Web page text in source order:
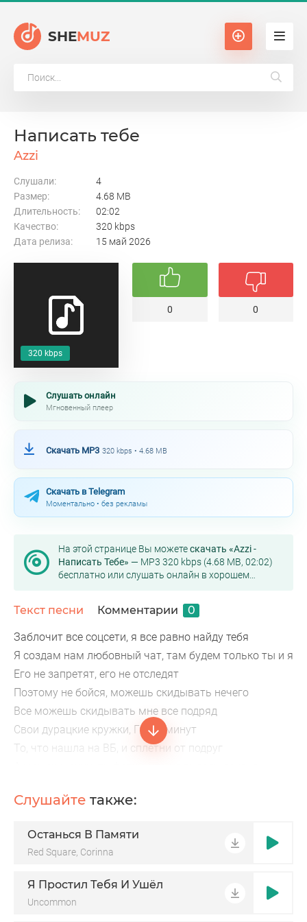
SHEMUZ
320 kbps
Написать тебе
Azzi
Слушали:
4
Размер:
4.68 MB
Длительность:
02:02
Качество:
320 kbps
Дата релиза:
15 май 2026
0 0
Слушать онлайн
Мгновенный плеер
Скачать MP3 320 kbps • 4.68 MB
Скачать в Telegram
Моментально • без рекламы
На этой странице Вы можетескачать «Azzi -
Написать Тебе» — MP3 320 kbps (4.68 MB, 02:02)
бесплатно или слушать онлайн в хорошем
Текст песни Комментарии 0
Заблочит все соцсети, я все равно найду тебя
Я создам нам любовный чат, там будем только ты и я
Его не запретят, его не отследят
Поэтому не бойся, можешь скидывать нечего
Все можешь скидывать мне все подряд
Свои дурацкие кружки, ГСП 5 минут
То, что нашла на ВБ, и сплетни от подруг
Ведь я напомню, в этом чате будем только ты и я
Даже если все заблочат
Заблочен, я найду тебя везде
Хоть на Марсе, хоть в Венере
Там, где связи нет вообще
Слушайте также:
Останься В Памяти
Red Square, Corinna
Я Простил Тебя И Ушёл
Uncommon